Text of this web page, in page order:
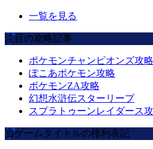
一覧を見る
注目の攻略記事
ポケモンチャンピオンズ攻略
ぽこあポケモン攻略
ポケモンZA攻略
幻想水滸伝スターリープ
スプラトゥーンレイダース
当ゲームタイトルの権利表記